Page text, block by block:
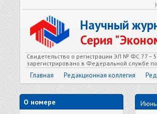
Научный
Серия
Свидетельство о регистрации ЭЛ № ФС 77 –
зарегистрировано в Федеральной службе
Главная Редакционная коллегия
О номере